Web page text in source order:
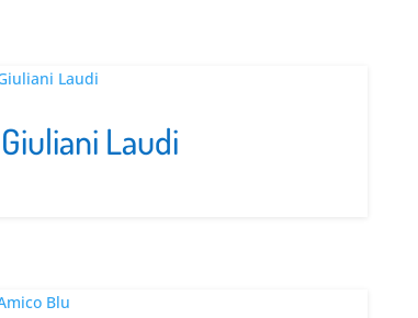
Giuliani Laudi